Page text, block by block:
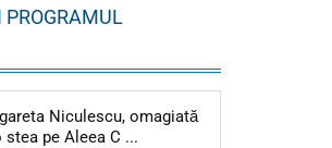
PROGRAMUL
Niculescu, omagiată
stea pe Aleea C ...